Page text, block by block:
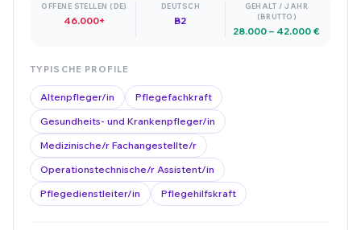
OFFENE STELLEN (DE)
46.000+
DEUTSCH
B2
GEHALT / JAHR
(BRUTTO)
28.000 – 42.000 €
TYPISCHE PROFILE
Altenpfleger/in
Pflegefachkraft
Gesundheits- und Krankenpfleger/in
Medizinische/r Fachangestellte/r
Operationstechnische/r Assistent/in
Pflegedienstleiter/in
Pflegehilfskraft